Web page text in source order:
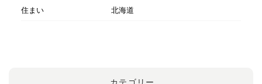
住まい
北海道
カテゴリー